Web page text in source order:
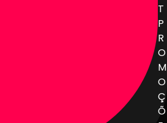
T
P
R
O
M
O
Ç
Õ